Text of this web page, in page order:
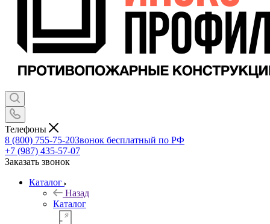
Телефоны
8 (800) 755-75-20Звонок бесплатный по РФ
+7 (987) 435-57-07
Заказать звонок
Каталог
Назад
Каталог